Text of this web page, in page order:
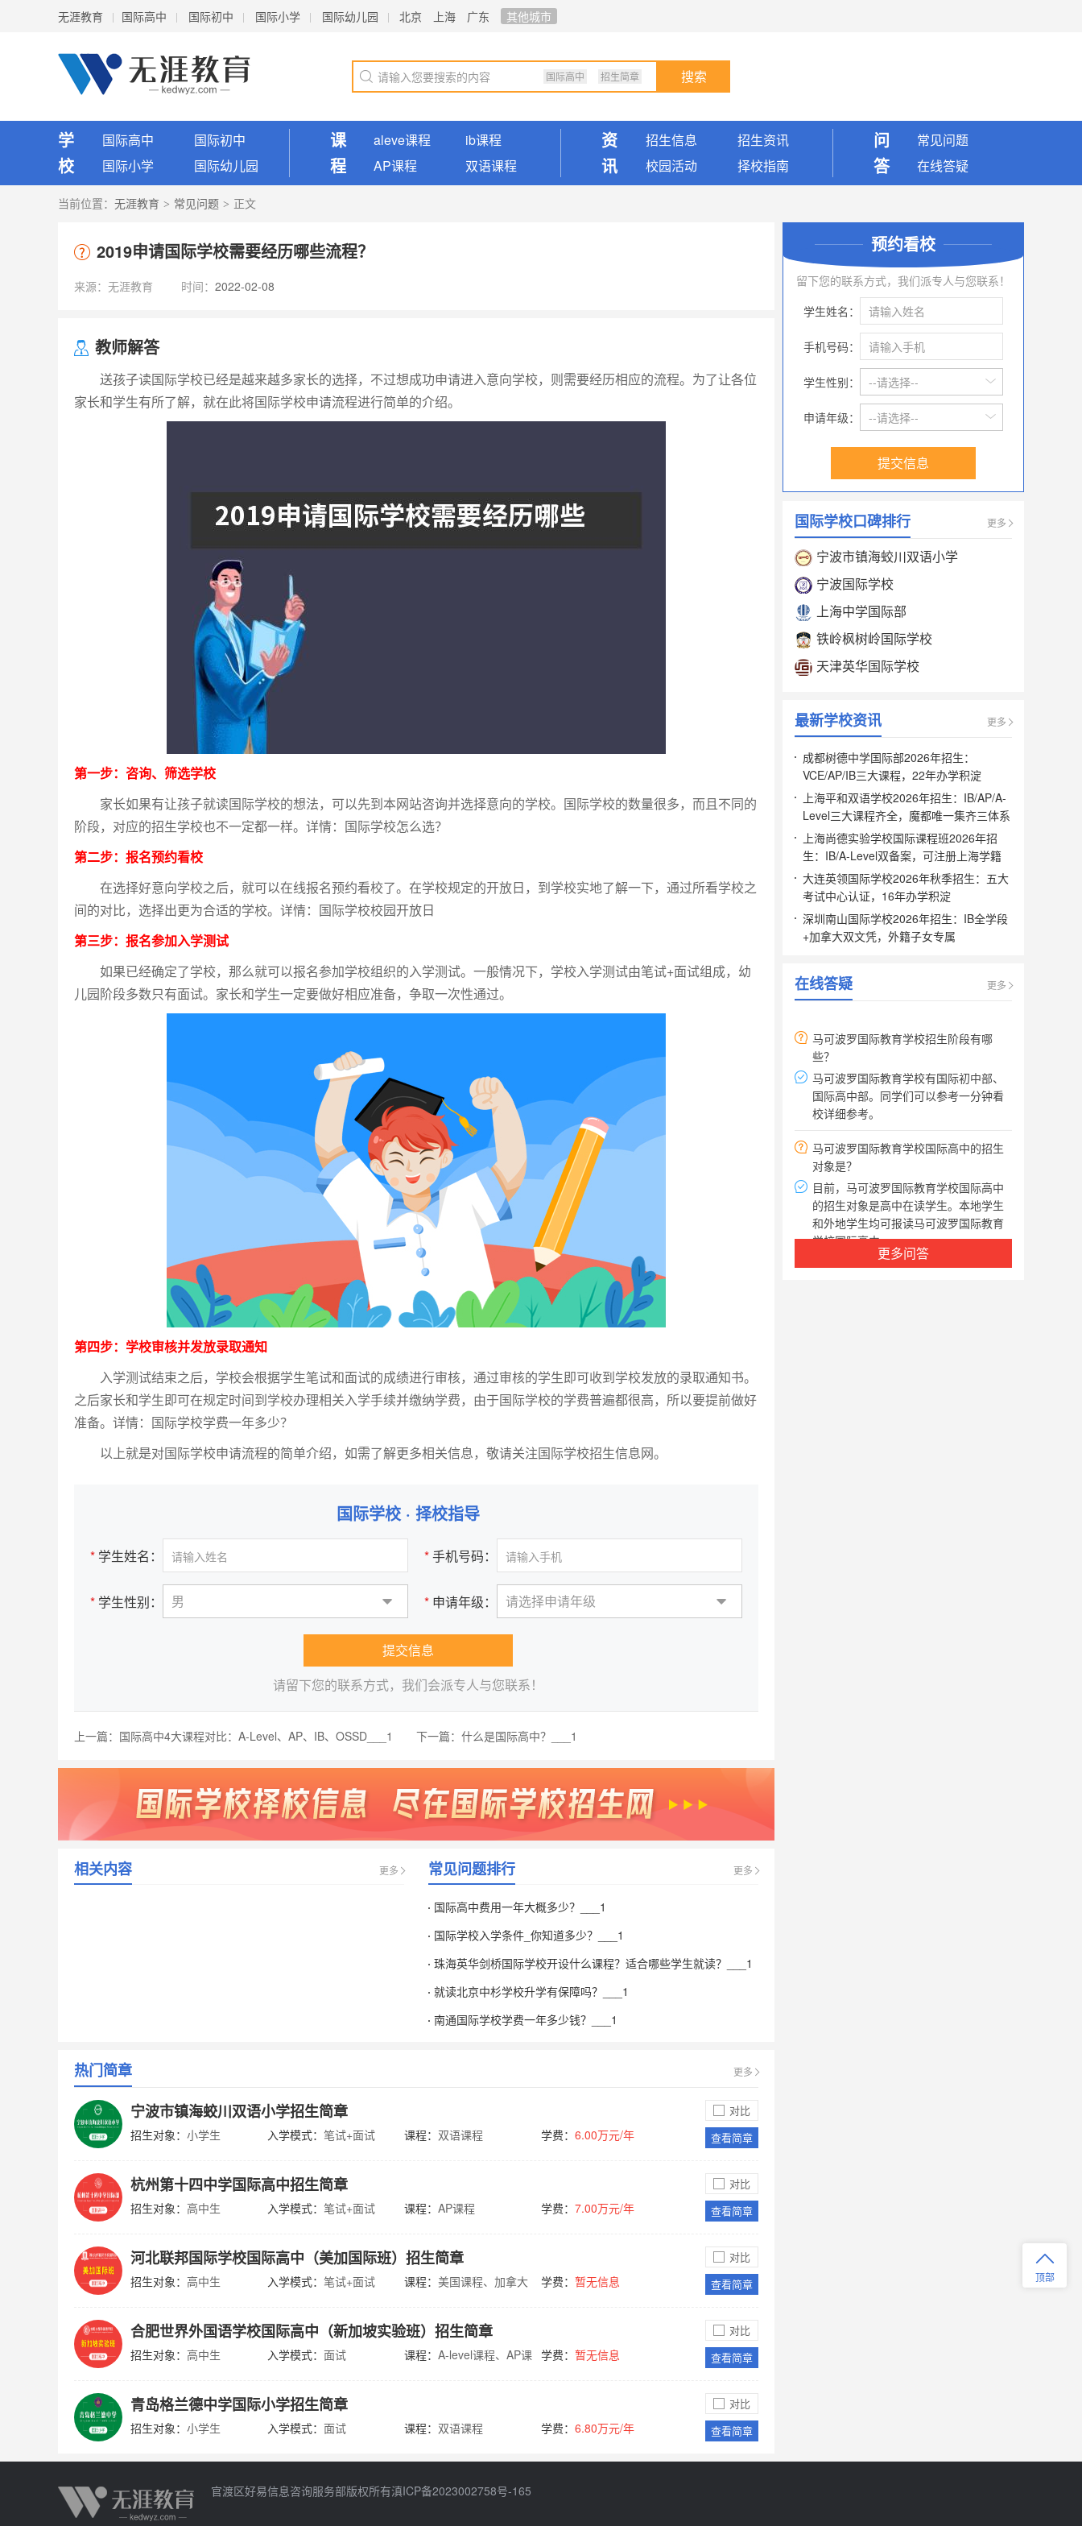
无涯教育 国际高中 国际初中 国际小学 国际幼儿园 北京 上海 广东 其他城市
搜索
国际高中 招生简章
学
校
国际高中
国际初中
国际小学
国际幼儿园
课
程
aleve课程
ib课程
AP课程
双语课程
资
讯
招生信息
招生资讯
校园活动
择校指南
问
答
常见问题
在线答疑
当前位置： 无涯教育 > 常见问题 > 正文
2019申请国际学校需要经历哪些流程？
来源： 无涯教育 时间： 2022-02-08
教师解答
送孩子读国际学校已经是越来越多家长的选择，不过想成功申请进入意向学校，则需要经历相应的流程。为了让各位
家长和学生有所了解，就在此将国际学校申请流程进行简单的介绍。
第一步：咨询、筛选学校
家长如果有让孩子就读国际学校的想法，可以先到本网站咨询并选择意向的学校。国际学校的数量很多，而且不同的
阶段，对应的招生学校也不一定都一样。详情：国际学校怎么选？
第二步：报名预约看校
在选择好意向学校之后，就可以在线报名预约看校了。在学校规定的开放日，到学校实地了解一下，通过所看学校之
间的对比，选择出更为合适的学校。详情：国际学校校园开放日
第三步：报名参加入学测试
如果已经确定了学校，那么就可以报名参加学校组织的入学测试。一般情况下，学校入学测试由笔试+面试组成，幼
儿园阶段多数只有面试。家长和学生一定要做好相应准备，争取一次性通过。
第四步：学校审核并发放录取通知
入学测试结束之后，学校会根据学生笔试和面试的成绩进行审核，通过审核的学生即可收到学校发放的录取通知书。
之后家长和学生即可在规定时间到学校办理相关入学手续并缴纳学费，由于国际学校的学费普遍都很高，所以要提前做好
准备。详情：国际学校学费一年多少？
以上就是对国际学校申请流程的简单介绍，如需了解更多相关信息，敬请关注国际学校招生信息网。
国际学校 · 择校指导
* 学生姓名： *手机号码：
* 学生性别： 男 * 申请年级： 请选择申请年级
提交信息
请留下您的联系方式，我们会派专人与您联系！
上一篇： 国际高中4大课程对比：A-Level、AP、IB、OSSD___1 下一篇： 什么是国际高中？___1
相关内容 更多 常见问题排行 更多
国际高中费用一年大概多少？___1
国际学校入学条件_你知道多少？___1
珠海英华剑桥国际学校开设什么课程？适合哪些学生就读？___1
就读北京中杉学校升学有保障吗？___1
南通国际学校学费一年多少钱？___1
热门简章 更多
宁波市镇海蛟川双语小学招生简章
招生对象： 小学生 入学模式： 笔试+面试 课程： 双语课程 学费： 6.00万元/年
对比
查看简章
杭州第十四中学国际高中招生简章
招生对象： 高中生 入学模式： 笔试+面试 课程： AP课程 学费： 7.00万元/年
对比
查看简章
河北联邦国际学校国际高中（美加国际班）招生简章
招生对象： 高中生 入学模式： 笔试+面试 课程： 美国课程、加拿大
学费： 暂无信息
对比
查看简章
合肥世界外国语学校国际高中（新加坡实验班）招生简章
招生对象： 高中生 入学模式： 面试 课程： A-level课程、AP课 学费： 暂无信息
对比
查看简章
青岛格兰德中学国际小学招生简章
招生对象： 小学生 入学模式： 面试 课程： 双语课程 学费： 6.80万元/年
对比
查看简章
预约看校
留下您的联系方式，我们派专人与您联系！
学生姓名：
手机号码：
学生性别： --请选择--
申请年级： --请选择--
提交信息
国际学校口碑排行 更多
宁波市镇海蛟川双语小学
宁波国际学校
上海中学国际部
铁岭枫树岭国际学校
天津英华国际学校
最新学校资讯 更多
成都树德中学国际部2026年招生：
VCE/AP/IB三大课程，22年办学积淀
上海平和双语学校2026年招生：IB/AP/A-
Level三大课程齐全，魔都唯一集齐三体系
上海尚德实验学校国际课程班2026年招
生：IB/A-Level双备案，可注册上海学籍
大连英领国际学校2026年秋季招生：五大
考试中心认证，16年办学积淀
深圳南山国际学校2026年招生：IB全学段
+加拿大双文凭，外籍子女专属
在线答疑 更多
马可波罗国际教育学校有国际初中部、
国际高中部。同学们可以参考一分钟看
校详细参考。
马可波罗国际教育学校国际高中的招生
目前，马可波罗国际教育学校国际高中
的招生对象是高中在读学生。本地学生
和外地学生均可报读马可波罗国际教育
学校国际高中。
申请马可波罗国际教育学校国际高中需
要考核吗？
更多问答
官渡区好易信息咨询服务部版权所有滇ICP备2023002758号-165
顶部